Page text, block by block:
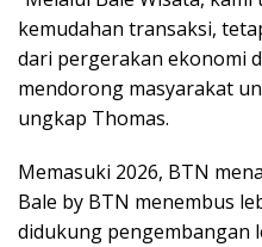
kemudahan transaksi,
dari pergerakan ekonomi
mendorong masyarakat
ungkap Thomas.
Memasuki 2026, BTN
Bale by BTN menembus
didukung pengembangan